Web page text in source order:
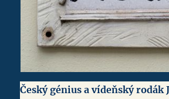
Český génius a vídeňský rodák